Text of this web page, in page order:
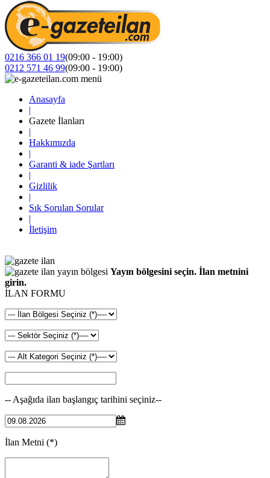
0216 366 01 19(09:00 - 19:00)
0212 571 46 99(09:00 - 19:00)
Anasayfa
|
Gazete İlanları
|
Hakkımızda
|
Garanti & iade Şartları
|
Gizlilik
|
Sık Sorulan Sorular
|
İletişim
Yayın bölgesini seçin. İlan metnini
girin.
İLAN FORMU
-- Aşağıda ilan başlangıç tarihini seçiniz--
İlan Metni (*)